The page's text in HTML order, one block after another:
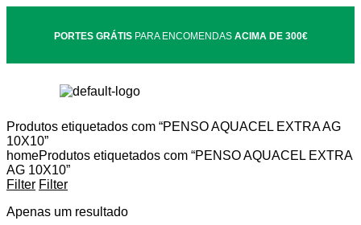
PORTES GRÁTISPARA ENCOMENDAS ACIMA DE 300€
Produtos etiquetados com “PENSO AQUACEL EXTRA AG
10X10”
homeProdutos etiquetados com “PENSO AQUACEL EXTRA
AG 10X10”
Filter Filter
Apenas um resultado